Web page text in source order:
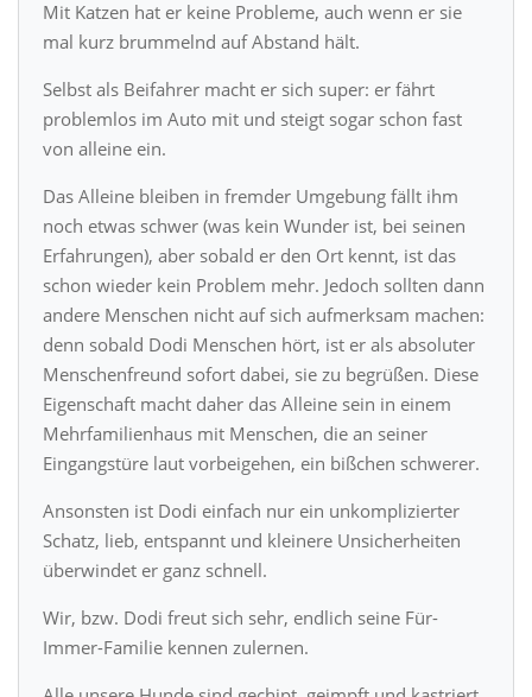
Mit Katzen hat er keine Probleme, auch wenn er sie
mal kurz brummelnd auf Abstand hält.
Selbst als Beifahrer macht er sich super: er fährt
problemlos im Auto mit und steigt sogar schon fast
von alleine ein.
Das Alleine bleiben in fremder Umgebung fällt ihm
noch etwas schwer (was kein Wunder ist, bei seinen
Erfahrungen), aber sobald er den Ort kennt, ist das
schon wieder kein Problem mehr. Jedoch sollten dann
andere Menschen nicht auf sich aufmerksam machen:
denn sobald Dodi Menschen hört, ist er als absoluter
Menschenfreund sofort dabei, sie zu begrüßen. Diese
Eigenschaft macht daher das Alleine sein in einem
Mehrfamilienhaus mit Menschen, die an seiner
Eingangstüre laut vorbeigehen, ein bißchen schwerer.
Ansonsten ist Dodi einfach nur ein unkomplizierter
Schatz, lieb, entspannt und kleinere Unsicherheiten
überwindet er ganz schnell.
Wir, bzw. Dodi freut sich sehr, endlich seine Für-
Immer-Familie kennen zulernen.